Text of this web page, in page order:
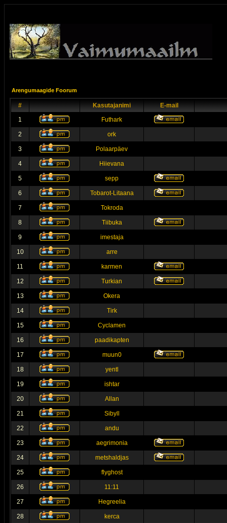
Arengumaagide Foorum
# Kasutajanimi
E-mail
1
Futhark
2 ork
3 Polaarpäev
4 Hiievana
5 sepp
6 Tobarot-Litaana
7 Tokroda
8 Tiibuka
9 imestaja
10 arre
11 karmen
12 Turkian
13 Okera
14 Tirk
15 Cyclamen
16 paadikapten
17 muun0
18 yentl
19 ishtar
20 Allan
21 Sibyll
22 andu
23 aegrimonia
24 metshaldjas
25 flyghost
26 11:11
27 Hegreelia
28 kerca